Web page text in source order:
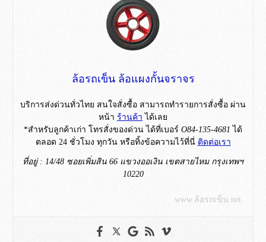
ล้อรถเข็น ล้อแผงกั้นจราจร
บริการส่งด่วนทั่วไทย สนใจสั่งซื้อ สามารถทำรายการสั่งซื้อ ผ่าน
หน้า ร้านค้า ได้เลย
*สำหรับลูกค้าเก่า โทรสั่งของด่วน ได้ที่เบอร์ O84-135-4681 ได้
ตลอด 24 ชั่วโมง ทุกวัน หรือทิ้งข้อความไว้ที่นี่ ติดต่อเรา
ที่อยู่ : 14/48 ซอยเพิ่มสิน 66 แขวงออเงิน เขตสายไหม กรุงเทพฯ
10220
www.ล้อรถเข็น.net